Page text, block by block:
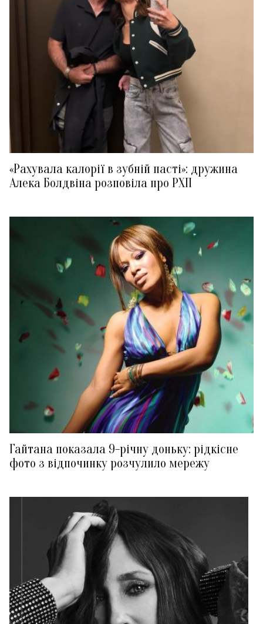
«Рахувала калорії в зубній пасті»: дружина
Алека Болдвіна розповіла про РХП
Гайтана показала 9-річну доньку: рідкісне
фото з відпочинку розчулило мережу